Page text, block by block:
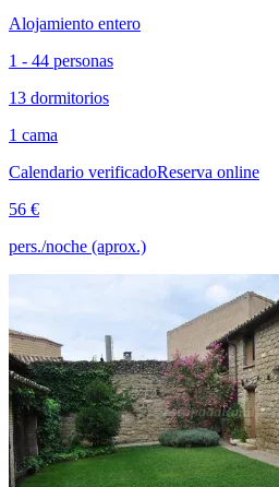
Alojamiento entero
1 - 44 personas
13 dormitorios
1 cama
Calendario verificadoReserva online
56 €
pers./noche (aprox.)